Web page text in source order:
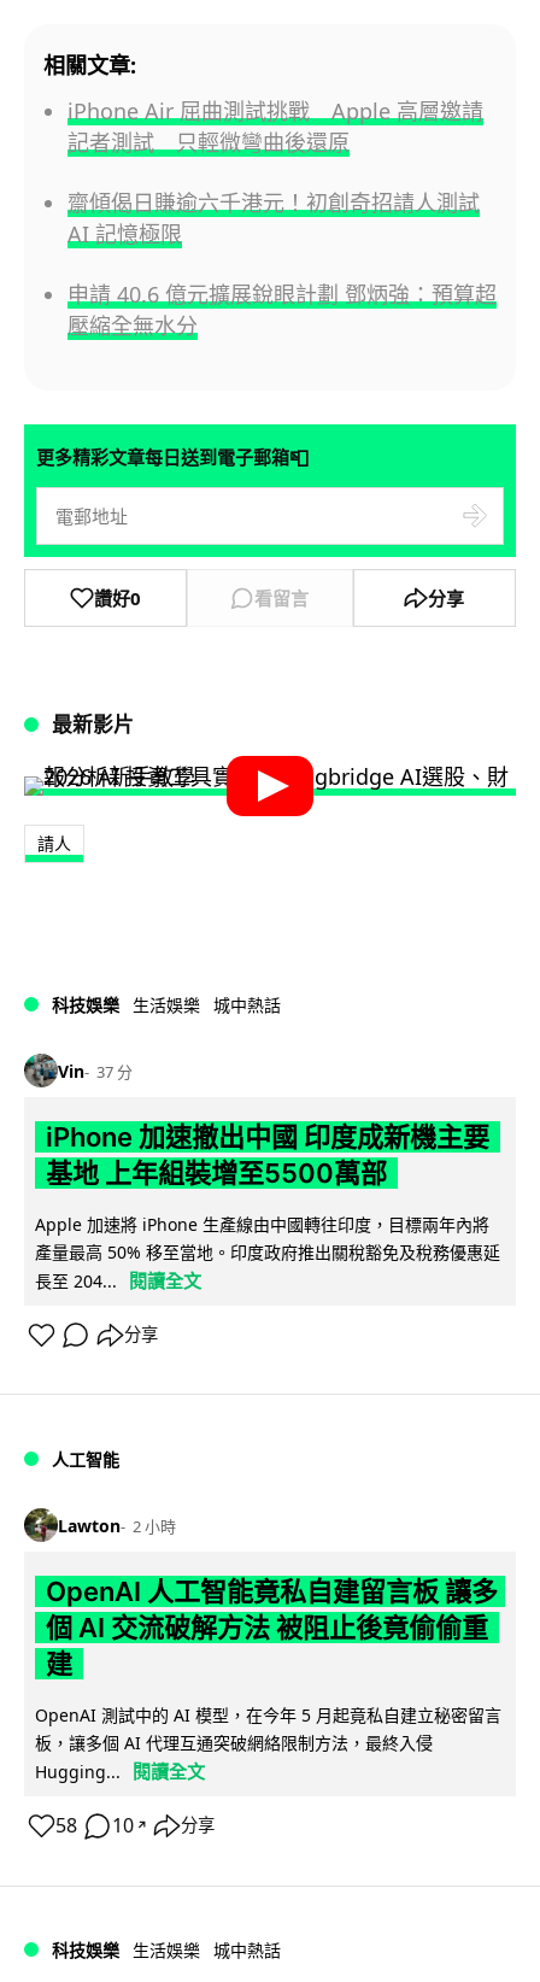
相關文章:
iPhone Air 屈曲測試挑戰 Apple 高層邀請
記者測試 只輕微彎曲後還原
齋傾偈日賺逾六千港元！初創奇招請人測試
AI 記憶極限
申請 40.6 億元擴展銳眼計劃 鄧炳強：預算超
壓縮全無水分
更多精彩文章每日送到電子郵箱📮
讚好0 看留言 分享
最新影片
請人
科技娛樂 生活娛樂 城中熱話
Vin 37 分
iPhone 加速撤出中國 印度成新機主要
基地 上年組裝增至5500萬部
Apple 加速將 iPhone 生產線由中國轉往印度，目標兩年內將
產量最高 50% 移至當地。印度政府推出關稅豁免及稅務優惠延
長至 204...
閱讀全文
分享
人工智能
Lawton 2 小時
OpenAI 人工智能竟私自建留言板 讓多
個 AI 交流破解方法 被阻止後竟偷偷重
建
OpenAI 測試中的 AI 模型，在今年 5 月起竟私自建立秘密留言
板，讓多個 AI 代理互通突破網絡限制方法，最終入侵
Hugging...
閱讀全文
58 10 ↗ 分享
科技娛樂 生活娛樂 城中熱話